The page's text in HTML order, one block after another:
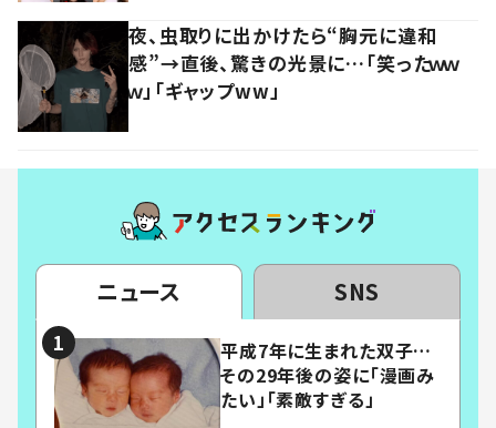
夜、虫取りに出かけたら“胸元に違和
感”→直後、驚きの光景に…「笑ったｗｗ
ｗ」「ギャップww」
ニュース SNS
平成7年に生まれた双子…
その29年後の姿に「漫画み
たい」「素敵すぎる」